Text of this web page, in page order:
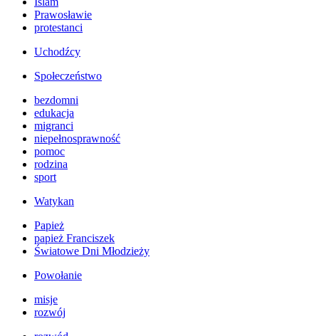
Prawosławie
protestanci
Uchodźcy
Społeczeństwo
bezdomni
edukacja
migranci
niepełnosprawność
pomoc
rodzina
sport
Watykan
Papież
papież Franciszek
Światowe Dni Młodzieży
Powołanie
misje
rozwój